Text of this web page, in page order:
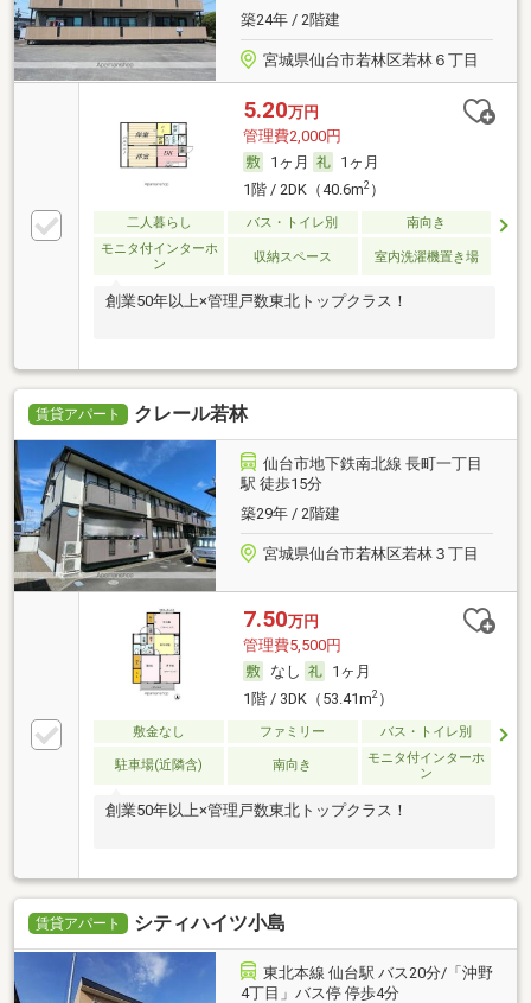
築24年 / 2階建
宮城県仙台市若林区若林６丁目
5.20万円
管理費2,000円
1ヶ月
1ヶ月
1階 / 2DK（40.6m2）
二人暮らし バス・トイレ別
南向き
モニタ付インターホ
ン
収納スペース 室内洗濯機置き場
創業50年以上×管理戸数東北トップクラス！
賃貸アパート クレール若林
仙台市地下鉄南北線 長町一丁目
駅 徒歩15分
築29年 / 2階建
宮城県仙台市若林区若林３丁目
7.50万円
管理費5,500円
なし
1ヶ月
1階 / 3DK（53.41m2）
敷金なし ファミリー バス・トイレ別
駐車場(近隣含) 南向き
モニタ付インターホ
ン
創業50年以上×管理戸数東北トップクラス！
賃貸アパート シティハイツ小島
東北本線 仙台駅 バス20分/「沖野
4丁目」バス停 停歩4分